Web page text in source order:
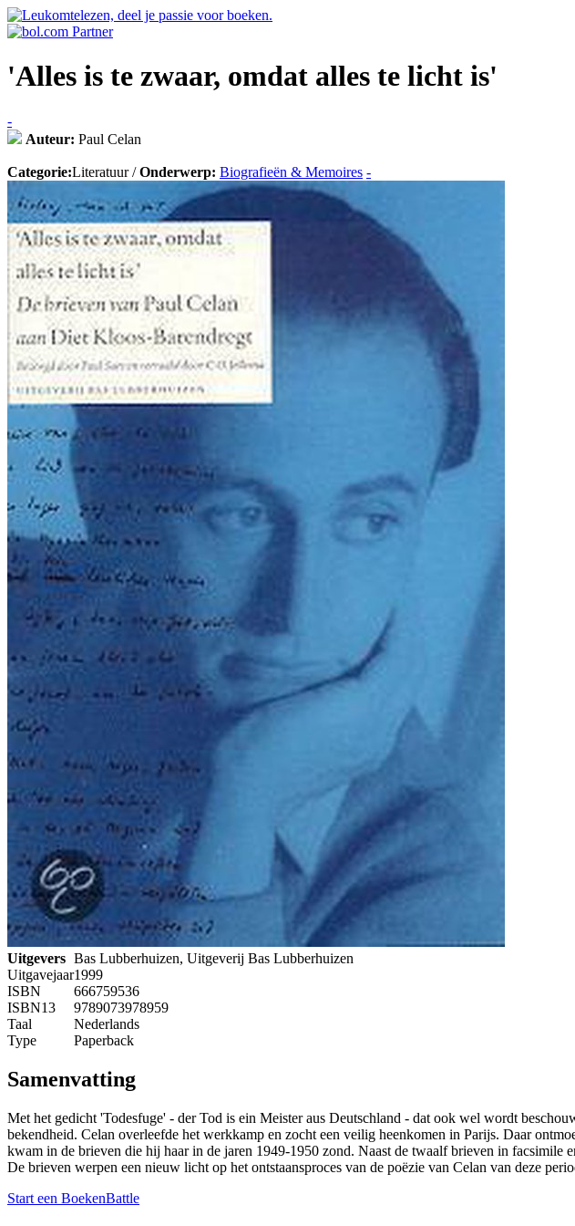
'Alles is te zwaar, omdat alles te licht is'
-
Auteur: Paul Celan
Categorie:Literatuur /Onderwerp: Biografieën & Memoires -
Uitgevers Bas Lubberhuizen, Uitgeverij Bas Lubberhuizen
Uitgavejaar1999
ISBN
666759536
ISBN13
9789073978959
Taal
Nederlands
Type
Paperback
Samenvatting
Met het gedicht 'Todesfuge' - der Tod is ein Meister aus Deutschland - dat ook wel wordt
bekendheid. Celan overleefde het werkkamp en zocht een veilig heenkomen in Parijs. Daar
kwam in de brieven die hij haar in de jaren 1949-1950 zond. Naast de twaalf brieven in facsimile
De brieven werpen een nieuw licht op het ontstaansproces van de poëzie van Celan van deze
Start een BoekenBattle